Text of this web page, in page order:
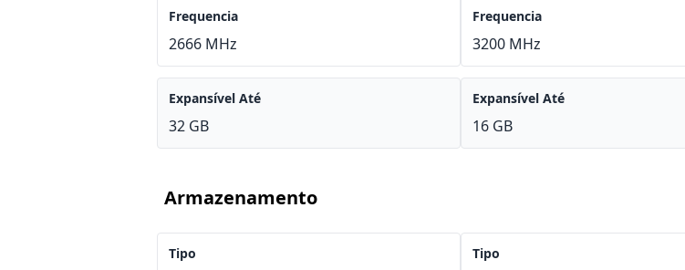
Frequencia
2666 MHz
Expansível Até
32 GB
Frequencia
3200 MHz
Expansível Até
16 GB
Armazenamento
Tipo Tipo